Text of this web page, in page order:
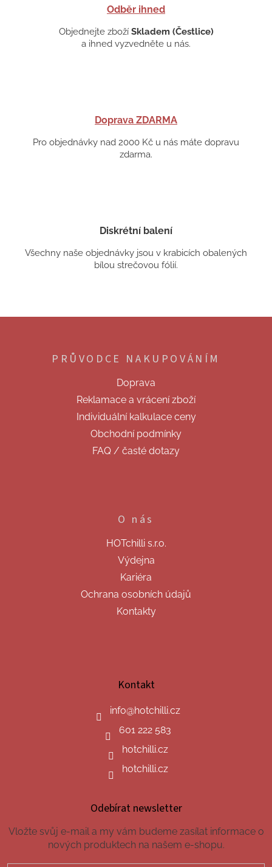
Odběr ihned
Objednejte zboží Skladem (Čestlice)
a ihned vyzvedněte u nás.
Doprava ZDARMA
Pro objednávky nad 2000 Kč u nás máte dopravu
zdarma.
Diskrétní balení
Všechny naše objednávky jsou v krabicích obalených
bílou strečovou fólií.
PRŮVODCE NAKUPOVÁNÍM
Doprava
Reklamace a vrácení zboží
Individuální kalkulace ceny
Obchodní podmínky
FAQ / časté dotazy
O nás
HOTchilli s.r.o.
Výdejna
Kariéra
Ochrana osobních údajů
Kontakty
Kontakt
info@hotchilli.cz
601 222 583
hotchilli.cz
hotchilli.cz
Odebírat newsletter
Vložte svůj e-mail a my vám budeme zasílat informace o
nových produktech na našem e-shopu.